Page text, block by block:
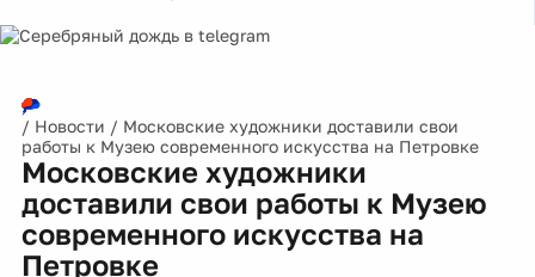
/ Новости / Московские художники доставили свои
работы к Музею современного искусства на Петровке
Московские художники
доставили свои работы к Музею
современного искусства на
Петровке